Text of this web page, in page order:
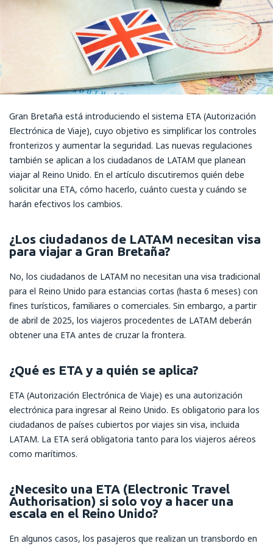
Gran Bretaña está introduciendo el sistema ETA (Autorización
Electrónica de Viaje), cuyo objetivo es simplificar los controles
fronterizos y aumentar la seguridad. Las nuevas regulaciones
también se aplican a los ciudadanos de LATAM que planean
viajar al Reino Unido. En el artículo discutiremos quién debe
solicitar una ETA, cómo hacerlo, cuánto cuesta y cuándo se
harán efectivos los cambios.
¿Los ciudadanos de LATAM necesitan visa
para viajar a Gran Bretaña?
No, los ciudadanos de LATAM no necesitan una visa tradicional
para el Reino Unido para estancias cortas (hasta 6 meses) con
fines turísticos, familiares o comerciales. Sin embargo, a partir
de abril de 2025, los viajeros procedentes de LATAM deberán
obtener una ETA antes de cruzar la frontera.
¿Qué es ETA y a quién se aplica?
ETA (Autorización Electrónica de Viaje) es una autorización
electrónica para ingresar al Reino Unido. Es obligatorio para los
ciudadanos de países cubiertos por viajes sin visa, incluida
LATAM. La ETA será obligatoria tanto para los viajeros aéreos
como marítimos.
¿Necesito una ETA (Electronic Travel
Authorisation) si solo voy a hacer una
escala en el Reino Unido?
En algunos casos, los pasajeros que realizan un transbordo en